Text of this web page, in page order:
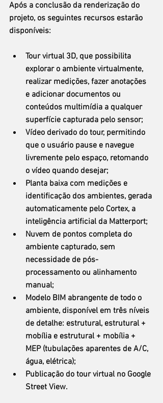
Após a conclusão da renderização do
projeto, os seguintes recursos estarão
disponíveis:
Tour virtual 3D, que possibilita
explorar o ambiente virtualmente,
realizar medições, fazer anotações
e adicionar documentos ou
conteúdos multimídia a qualquer
superfície capturada pelo sensor;
Vídeo derivado do tour, permitindo
que o usuário pause e navegue
livremente pelo espaço, retomando
o vídeo quando desejar;
Planta baixa com medições e
identificação dos ambientes, gerada
automaticamente pelo Cortex, a
inteligência artificial da Matterport;
Nuvem de pontos completa do
ambiente capturado, sem
necessidade de pós-
processamento ou alinhamento
manual;
Modelo BIM abrangente de todo o
ambiente, disponível em três níveis
de detalhe: estrutural, estrutural +
mobília e estrutural + mobília +
MEP (tubulações aparentes de A/C,
água, elétrica);
Publicação do tour virtual no Google
Street View.